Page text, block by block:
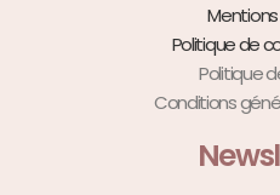
Politique de
Politique
Conditions